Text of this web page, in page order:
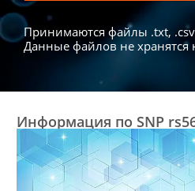
Принимаются файлы .txt,
Данные файлов не хранятся
Информация по SNP